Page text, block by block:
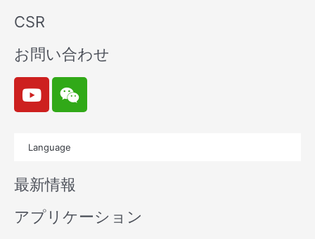
CSR
お問い合わせ
Y
o
u
b
e
W
e
i
n
Language
最新情報
アプリケーション